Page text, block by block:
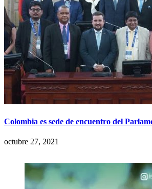
Colombia es sede de encuentro del
octubre 27, 2021